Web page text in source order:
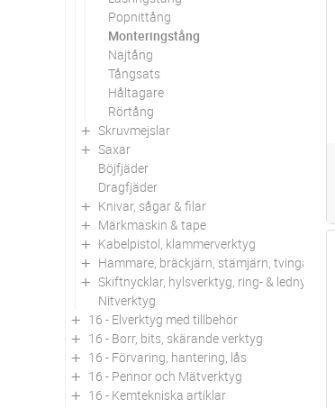
Popnittång
Monteringstång
Najtång
Tångsats
Håltagare
Rörtång
Skruvmejslar
Saxar
Böjfjäder
Dragfjäder
Knivar, sågar & filar
Märkmaskin & tape
Kabelpistol, klammerverktyg
Hammare, bräckjärn, stämjärn, tvingar
Skiftnycklar, hylsverktyg, ring- & lednycklar
Nitverktyg
16 - Elverktyg med tillbehör
16 - Borr, bits, skärande verktyg
16 - Förvaring, hantering, lås
16 - Pennor och Mätverktyg
16 - Kemtekniska artiklar